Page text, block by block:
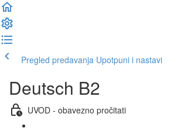
Pregled predavanja Upotpuni i nastavi
Deutsch B2
UVOD - obavezno pročitati